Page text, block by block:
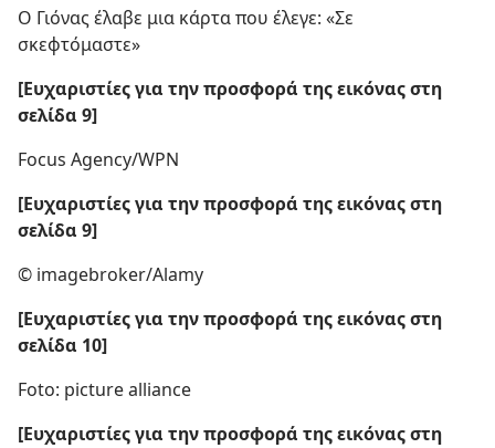
Ο Γιόνας έλαβε μια κάρτα που έλεγε: «Σε
σκεφτόμαστε»
[Ευχαριστίες για την προσφορά της εικόνας στη
σελίδα 9]
Focus Agency/​WPN
[Ευχαριστίες για την προσφορά της εικόνας στη
σελίδα 9]
© imagebroker/​Alamy
[Ευχαριστίες για την προσφορά της εικόνας στη
σελίδα 10]
Foto: picture alliance
[Ευχαριστίες για την προσφορά της εικόνας στη